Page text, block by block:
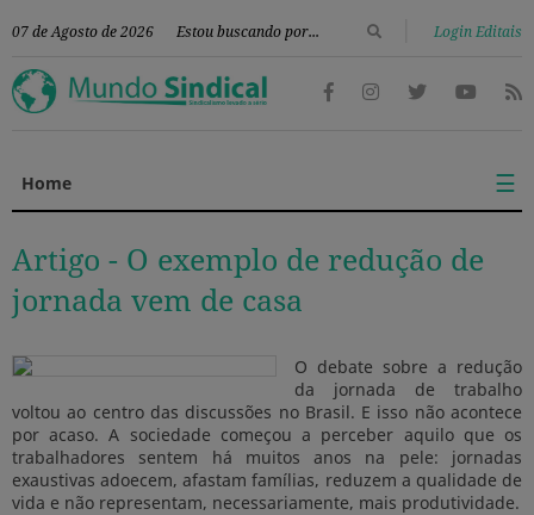
07 de Agosto de 2026 Login Editais
Home ☰
Artigo - O exemplo de redução de
jornada vem de casa
O debate sobre a redução
da jornada de trabalho
voltou ao centro das discussões no Brasil. E isso não acontece
por acaso. A sociedade começou a perceber aquilo que os
trabalhadores sentem há muitos anos na pele: jornadas
exaustivas adoecem, afastam famílias, reduzem a qualidade de
vida e não representam, necessariamente, mais produtividade.